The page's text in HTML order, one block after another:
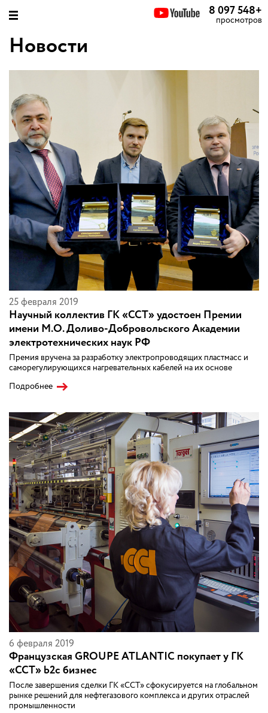
8 097 548+
просмотров
Новости
25 февраля 2019
Научный коллектив ГК «ССТ» удостоен Премии
имени М.О. Доливо-Добровольского Академии
электротехнических наук РФ
Премия вручена за разработку электропроводящих пластмасс и
саморегулирующихся нагревательных кабелей на их основе
Подробнее
6 февраля 2019
Французская GROUPE ATLANTIC покупает у ГК
«ССТ» b2c бизнес
После завершения сделки ГК «ССТ» сфокусируется на глобальном
рынке решений для нефтегазового комплекса и других отраслей
промышленности